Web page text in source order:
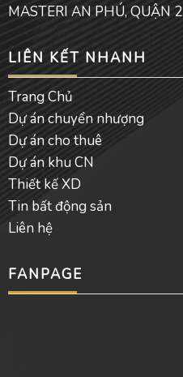
MASTERI AN PHÚ, QUẬN 2
LIÊN KẾT NHANH
Trang Chủ
Dự án chuyển nhượng
Dự án cho thuê
Dự án khu CN
Thiết kế XD
Tin bất động sản
Liên hệ
FANPAGE